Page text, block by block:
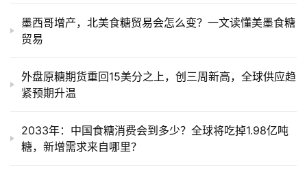
墨西哥增产，北美食糖贸易会怎么变？一文读懂美墨食糖
贸易
外盘原糖期货重回15美分之上，创三周新高，全球供应趋
紧预期升温
2033年：中国食糖消费会到多少？全球将吃掉1.98亿吨
糖，新增需求来自哪里？